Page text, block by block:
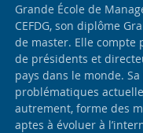
Grande École de
CEFDG, son diplôme
de master. Elle compte
de présidents et
pays dans le monde.
problématiques
autrement, forme des
aptes à évoluer à